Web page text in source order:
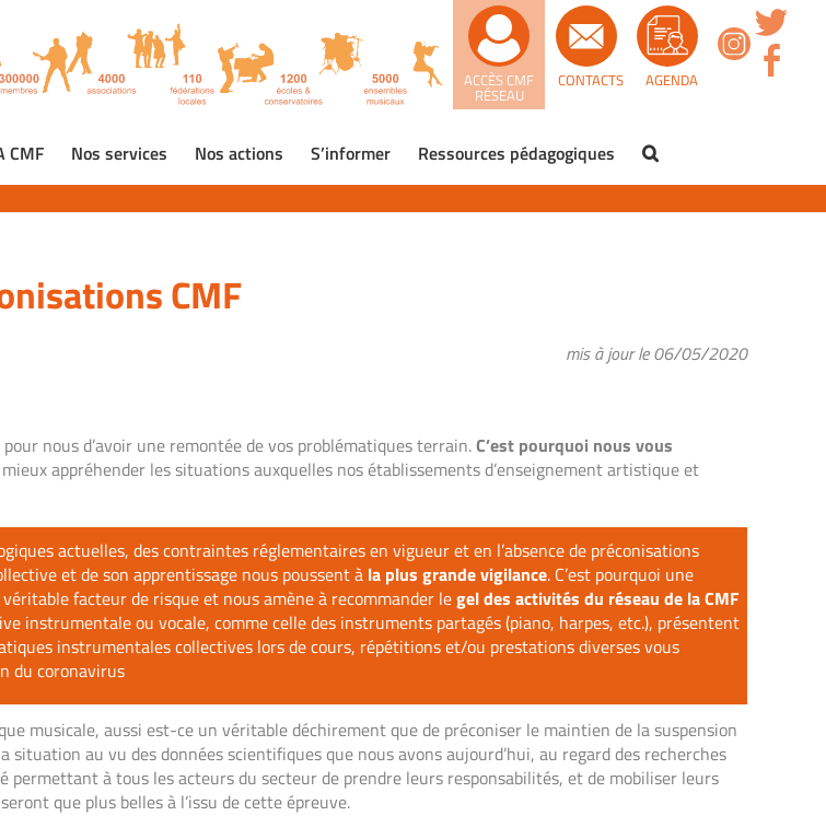
AGENDA
CONTACTS
ACCÈS CMF
RÉSEAU
CMF Nos services Nos actions S’informer Ressources pédagogiques
CMF
mis à jour le 06/05/2020
nous d’avoir une remontée de vos problématiques terrain.C’est pourquoi nous vous
appréhender les situations auxquelles nos établissements d’enseignement artistique et
actuelles, des contraintes réglementaires en vigueur et en l’absence de préconisations
et de son apprentissage nous poussent à la plus grande vigilance. C’est pourquoi une
facteur de risque et nous amène à recommander legel des activités du réseau de la CMF
instrumentale ou vocale, comme celle des instruments partagés (piano, harpes, etc.), présentent
instrumentales collectives lors de cours, répétitions et/ou prestations diverses vous
du coronavirus
musicale, aussi est-ce un véritable déchirement que de préconiser le maintien de la suspension
au vu des données scientifiques que nous avons aujourd’hui, au regard des recherches
à tous les acteurs du secteur de prendre leurs responsabilités, et de mobiliser leurs
que plus belles à l’issu de cette épreuve.